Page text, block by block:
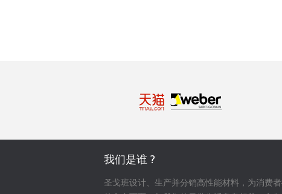
我们是谁 ?
圣戈班设计、生产并分销高性能材料，为消费